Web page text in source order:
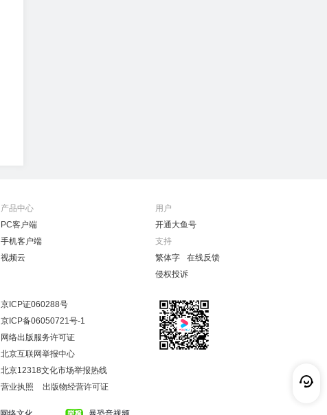
产品中心
PC客户端
手机客户端
视频云
用户
开通大鱼号
支持
繁体字
在线反馈
侵权投诉
京ICP证060288号
京ICP备06050721号-1
网络出版服务许可证
北京互联网举报中心
北京12318文化市场举报热线
营业执照
出版物经营许可证